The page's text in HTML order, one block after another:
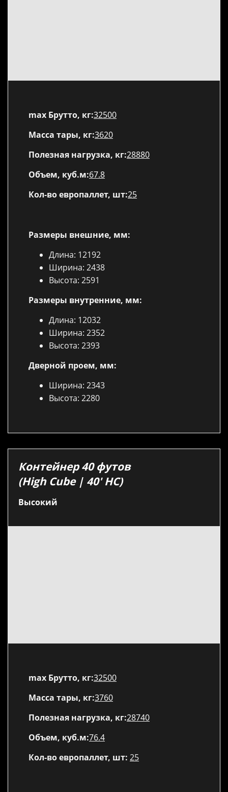
max Брутто, кг:32500
Масса тары, кг:3620
Полезная нагрузка, кг:28880
Объем, куб.м:67.8
Кол-во европаллет, шт:25
Размеры внешние, мм:
Длина: 12192
Ширина: 2438
Высота: 2591
Размеры внутренние, мм:
Длина: 12032
Ширина: 2352
Высота: 2393
Дверной проем, мм:
Ширина: 2343
Высота: 2280
Контейнер 40 футов
(High Cube | 40′ HC)
Высокий
max Брутто, кг:32500
Масса тары, кг:3760
Полезная нагрузка, кг:28740
Объем, куб.м:76.4
Кол-во европаллет, шт: 25